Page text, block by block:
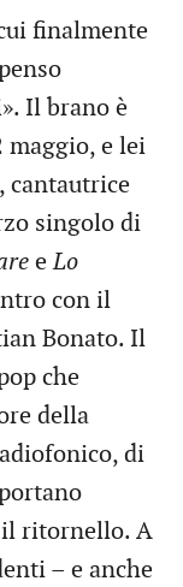
finalmente
Il brano è
maggio, e lei
, cantautrice
singolo di
eLo
con il
Bonato. Il
che
della
di
il ritornello. A
– e anche